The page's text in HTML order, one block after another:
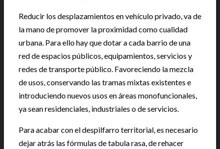
Reducir los desplazamientos en vehículo privado, va de
la mano de promover la proximidad como cualidad
urbana. Para ello hay que dotar a cada barrio de una
red de espacios públicos, equipamientos, servicios y
redes de transporte público. Favoreciendo la mezcla
de usos, conservando las tramas mixtas existentes e
introduciendo nuevos usos en áreas monofuncionales,
ya sean residenciales, industriales o de servicios.
Para acabar con el despilfarro territorial, es necesario
dejar atrás las fórmulas de tabula rasa, de rehacer